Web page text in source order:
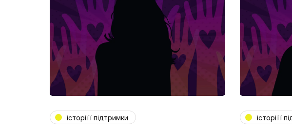
історіїї підтримки історіїї